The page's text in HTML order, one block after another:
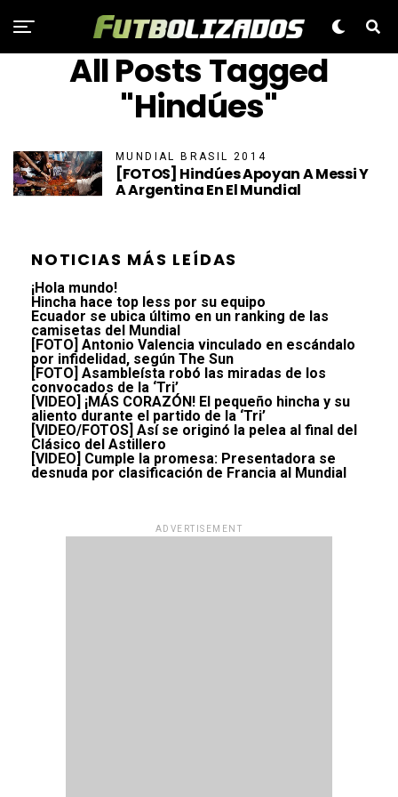
All Posts Tagged
"Hindúes"
MUNDIAL BRASIL 2014
[FOTOS] Hindúes Apoyan A Messi Y
A Argentina En El Mundial
NOTICIAS MÁS LEÍDAS
¡Hola mundo!
Hincha hace top less por su equipo
Ecuador se ubica último en un ranking de las
camisetas del Mundial
[FOTO] Antonio Valencia vinculado en escándalo
por infidelidad, según The Sun
[FOTO] Asambleísta robó las miradas de los
convocados de la ‘Tri’
[VIDEO] ¡MÁS CORAZÓN! El pequeño hincha y su
aliento durante el partido de la ‘Tri’
[VIDEO/FOTOS] Así se originó la pelea al final del
Clásico del Astillero
[VIDEO] Cumple la promesa: Presentadora se
desnuda por clasificación de Francia al Mundial
ADVERTISEMENT